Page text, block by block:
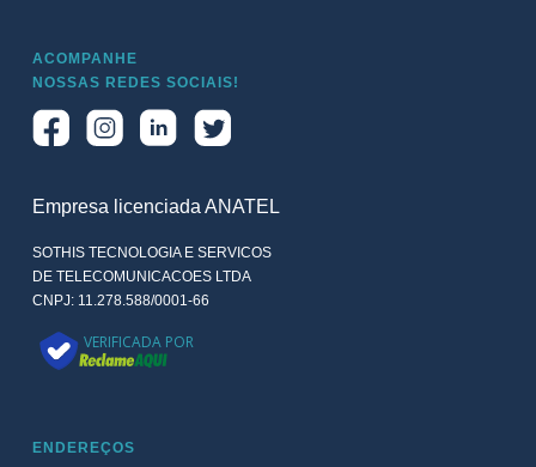
ACOMPANHE
NOSSAS REDES SOCIAIS!
Empresa licenciada ANATEL
SOTHIS TECNOLOGIA E SERVICOS
DE TELECOMUNICACOES LTDA
CNPJ: 11.278.588/0001-66
VERIFICADA POR
ENDEREÇOS